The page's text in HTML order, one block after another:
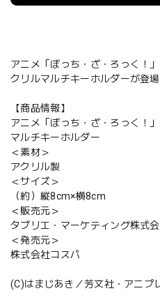
アニメ「ぼっち・ざ・ろっく！
クリルマルチキーホルダーが登場
【商品情報】
アニメ「ぼっち・ざ・ろっく！
マルチキーホルダー
＜素材＞
アクリル製
＜サイズ＞
（約）縦8cm×横8cm
＜販売元＞
タブリエ・マーケティング株式
＜発売元＞
株式会社コスパ
(C)はまじあき／芳文社・アニプ